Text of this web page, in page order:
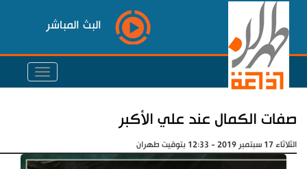
البث المباشر
صفات الكمال عند علي الأكبر
الثلاثاء 17 سبتمبر 2019 - 12:33 بتوقيت طهران